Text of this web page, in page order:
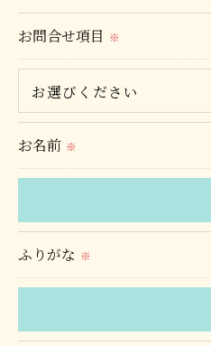
られた場合を除き、
＜個人情報の委託について＞
お問合せ項目 ※
お名前 ※
ふりがな ※